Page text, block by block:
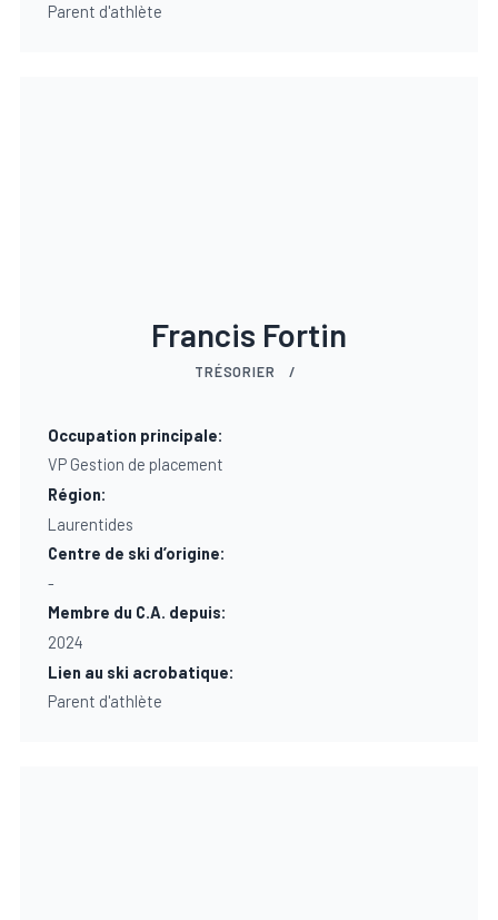
Parent d'athlète
Francis Fortin
TRÉSORIER /
Occupation principale:
VP Gestion de placement
Région:
Laurentides
Centre de ski d’origine:
-
Membre du C.A. depuis:
2024
Lien au ski acrobatique:
Parent d'athlète